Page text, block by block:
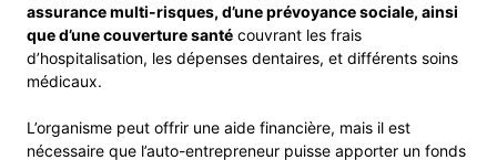
assurance multi-risques, d’une prévoyance sociale, ainsi
que d’une couverture santé couvrant les frais
d’hospitalisation, les dépenses dentaires, et différents soins
médicaux.
L’organisme peut offrir une aide financière, mais il est
nécessaire que l’auto-entrepreneur puisse apporter un fonds